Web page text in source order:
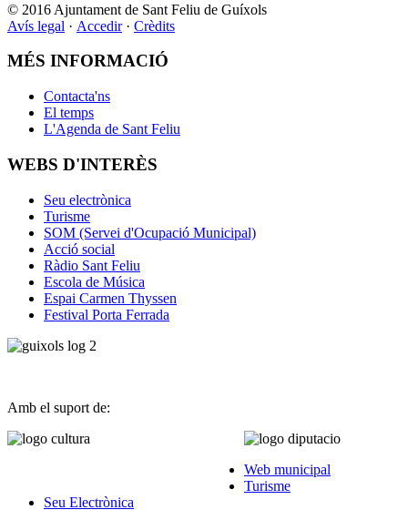
© 2016 Ajuntament de Sant Feliu de Guíxols
Avís legal · Accedir· Crèdits
MÉS INFORMACIÓ
Contacta'ns
El temps
L'Agenda de Sant Feliu
WEBS D'INTERÈS
Seu electrònica
Turisme
SOM (Servei d'Ocupació Municipal)
Acció social
Ràdio Sant Feliu
Escola de Música
Espai Carmen Thyssen
Festival Porta Ferrada
Amb el suport de:
Web municipal
Turisme
Seu Electrònica